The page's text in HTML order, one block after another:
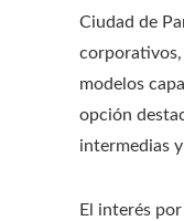
Ciudad de
modelos
opción
intermedias
El interés